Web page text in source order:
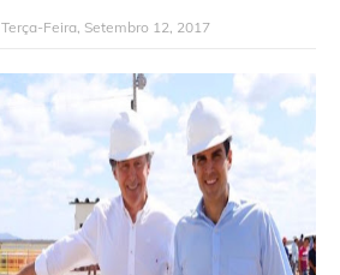
Terça-Feira, Setembro 12, 2017